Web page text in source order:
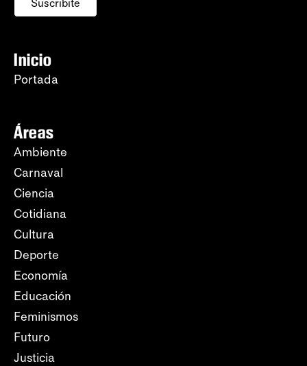
Suscribite
Inicio
Portada
Áreas
Ambiente
Carnaval
Ciencia
Cotidiana
Cultura
Deporte
Economía
Educación
Feminismos
Futuro
Justicia